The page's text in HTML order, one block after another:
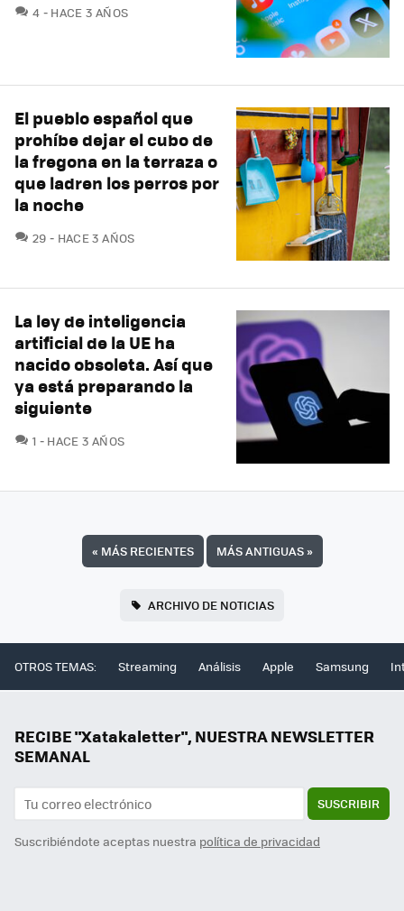
4 COMENTARIOS
HACE 3 AÑOS
El pueblo español que
prohíbe dejar el cubo de
la fregona en la terraza o
que ladren los perros por
la noche
29 COMENTARIOS
HACE 3 AÑOS
La ley de inteligencia
artificial de la UE ha
nacido obsoleta. Así que
ya está preparando la
siguiente
1 COMENTARIOS
HACE 3 AÑOS
« MÁS RECIENTES MÁS ANTIGUAS»
ARCHIVO DE NOTICIAS
OTROS TEMAS: Streaming Análisis Apple Samsung
RECIBE "Xatakaletter", NUESTRA NEWSLETTER
SEMANAL
SUSCRIBIR
Suscribiéndote aceptas nuestra política de privacidad